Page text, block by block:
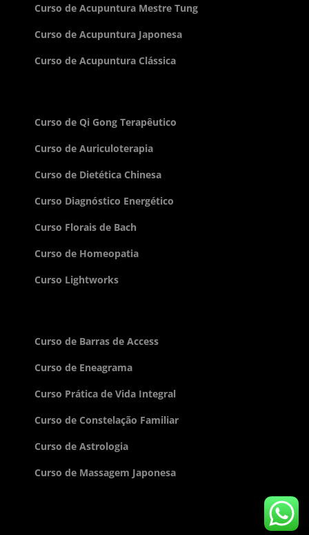
Curso de Acupuntura Mestre Tung
Curso de Acupuntura Japonesa
Curso de Acupuntura Clássica
Curso de Qi Gong Terapêutico
Curso de Auriculoterapia
Curso de Dietética Chinesa
Curso Diagnóstico Energético
Curso Florais de Bach
Curso de Homeopatia
Curso Lightworks
Curso de Barras de Access
Curso de Eneagrama
Curso Prática de Vida Integral
Curso de Constelação Familiar
Curso de Astrologia
Curso de Massagem Japonesa